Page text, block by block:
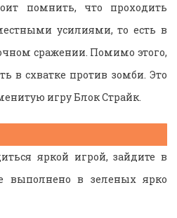
помнить, что проходить
усилиями, то есть в
сражении. Помимо этого,
в схватке против зомби. Это
игру Блок Страйк.
яркой игрой, зайдите в
выполнено в зеленых ярко